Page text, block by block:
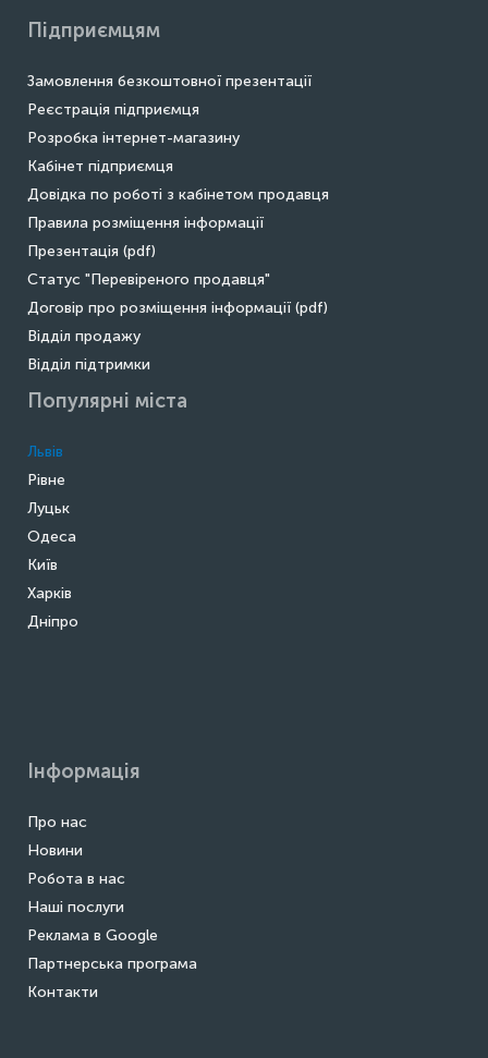
Підприємцям
Замовлення безкоштовної презентації
Реєстрація підприємця
Розробка інтернет-магазину
Кабінет підприємця
Довідка по роботі з кабінетом продавця
Правила розміщення інформації
Презентація (pdf)
Статус "Перевіреного продавця"
Договір про розміщення інформації (pdf)
Відділ продажу
Відділ підтримки
Популярні міста
Львів
Рівне
Луцьк
Одеса
Київ
Харків
Дніпро
Інформація
Про нас
Новини
Робота в нас
Наші послуги
Реклама в Google
Партнерська програма
Контакти